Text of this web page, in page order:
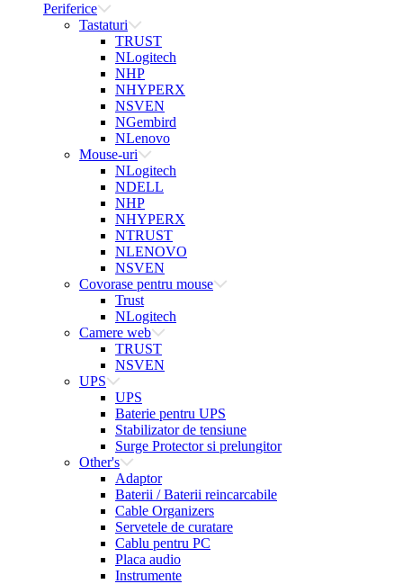
Periferice
Tastaturi
TRUST
NLogitech
NHP
NHYPERX
NSVEN
NGembird
NLenovo
Mouse-uri
NLogitech
NDELL
NHP
NHYPERX
NTRUST
NLENOVO
NSVEN
Covorase pentru mouse
Trust
NLogitech
Camere web
TRUST
NSVEN
UPS
UPS
Baterie pentru UPS
Stabilizator de tensiune
Surge Protector si prelungitor
Other's
Adaptor
Baterii / Baterii reincarcabile
Cable Organizers
Servetele de curatare
Cablu pentru PC
Placa audio
Instrumente